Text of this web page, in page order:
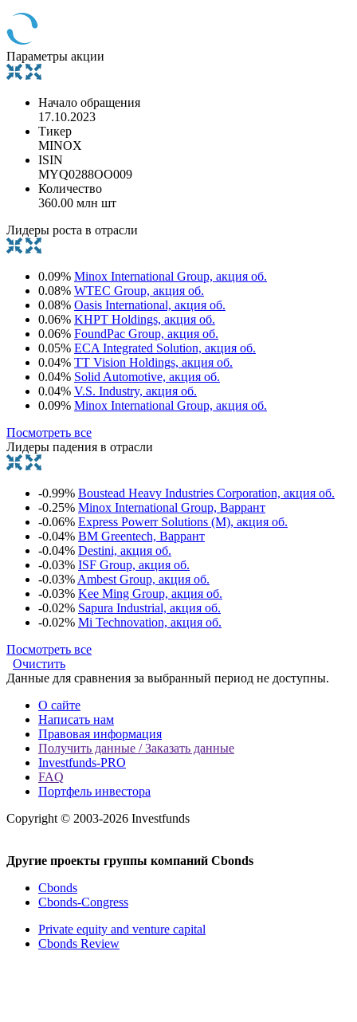
Параметры акции
Начало обращения
17.10.2023
Тикер
MINOX
ISIN
MYQ0288OO009
Количество
360.00 млн шт
Лидеры роста в отрасли
0.09% Minox International Group, акция об.
0.08% WTEC Group, акция об.
0.08% Oasis International, акция об.
0.06% KHPT Holdings, акция об.
0.06% FoundPac Group, акция об.
0.05% ECA Integrated Solution, акция об.
0.04% TT Vision Holdings, акция об.
0.04% Solid Automotive, акция об.
0.04% V.S. Industry, акция об.
0.09% Minox International Group, акция об.
Посмотреть все
Лидеры падения в отрасли
-0.99% Boustead Heavy Industries Corporation, акция об.
-0.25% Minox International Group, Варрант
-0.06% Express Powerr Solutions (M), акция об.
-0.04% BM Greentech, Варрант
-0.04% Destini, акция об.
-0.03% ISF Group, акция об.
-0.03% Ambest Group, акция об.
-0.03% Kee Ming Group, акция об.
-0.02% Sapura Industrial, акция об.
-0.02% Mi Technovation, акция об.
Посмотреть все
Очистить
Данные для сравнения за выбранный период не доступны.
О сайте
Написать нам
Правовая информация
Получить данные / Заказать данные
Investfunds-PRO
FAQ
Портфель инвестора
Copyright © 2003-2026 Investfunds
Другие проекты группы компаний Cbonds
Cbonds
Cbonds-Congress
Private equity and venture capital
Cbonds Review